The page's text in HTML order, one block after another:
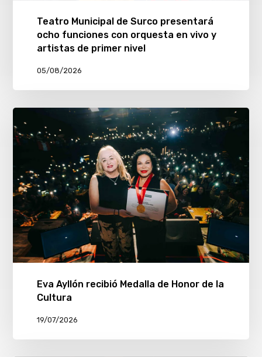
Teatro Municipal de Surco presentará
ocho funciones con orquesta en vivo y
artistas de primer nivel
05/08/2026
Eva Ayllón recibió Medalla de Honor de la
Cultura
19/07/2026